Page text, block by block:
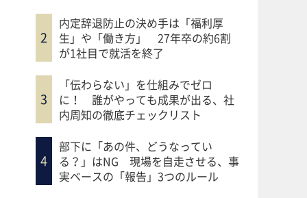
内定辞退防止の決め手は「福利厚
生」や「働き方」 27年卒の約6割
が1社目で就活を終了
「伝わらない」を仕組みでゼロ
に！ 誰がやっても成果が出る、社
内周知の徹底チェックリスト
部下に「あの件、どうなってい
る？」はNG 現場を自走させる、事
実ベースの「報告」3つのルール